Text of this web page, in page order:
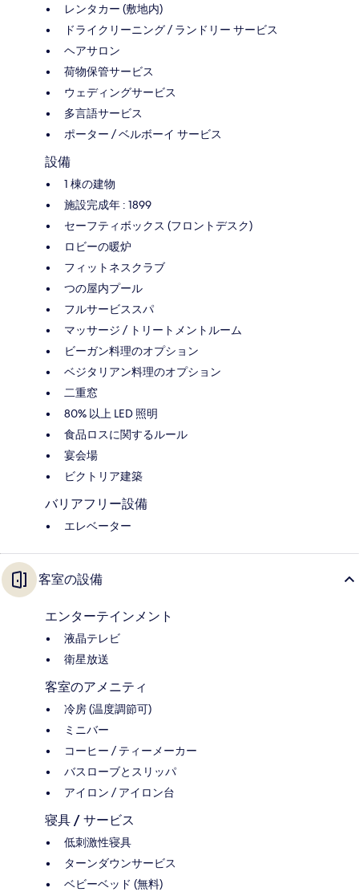
レンタカー (敷地内)
ドライクリーニング / ランドリー サービス
ヘアサロン
荷物保管サービス
ウェディングサービス
多言語サービス
ポーター / ベルボーイ サービス
設備
1 棟の建物
施設完成年 : 1899
セーフティボックス (フロントデスク)
ロビーの暖炉
フィットネスクラブ
つの屋内プール
フルサービススパ
マッサージ / トリートメントルーム
ビーガン料理のオプション
ベジタリアン料理のオプション
二重窓
80% 以上 LED 照明
食品ロスに関するルール
宴会場
ビクトリア建築
バリアフリー設備
エレベーター
客室の設備
エンターテインメント
液晶テレビ
衛星放送
客室のアメニティ
冷房 (温度調節可)
ミニバー
コーヒー / ティーメーカー
バスローブとスリッパ
アイロン / アイロン台
寝具 / サービス
低刺激性寝具
ターンダウンサービス
ベビーベッド (無料)